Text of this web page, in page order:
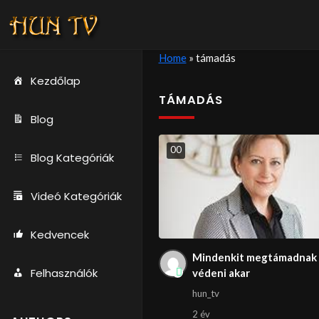
Kezdőlap
Blog
Blog Kategóriák
Videó Kategóriák
Kedvencek
Felhasználók
Home» támadás
TÁMADÁS
00
Mindenkit megtámadnak
védeni akar
hun_tv
2 év